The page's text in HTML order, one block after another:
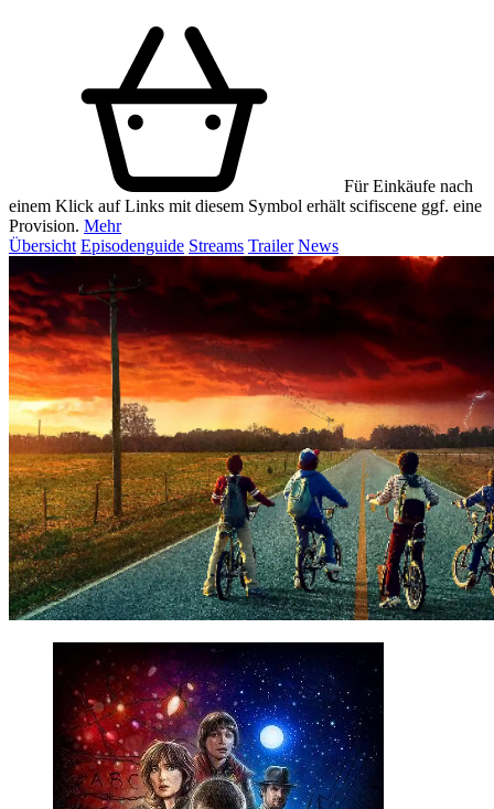
Für Einkäufe nach
einem Klick auf Links mit diesem Symbol erhält scifiscene ggf. eine
Provision. Mehr
Übersicht Episodenguide Streams Trailer News